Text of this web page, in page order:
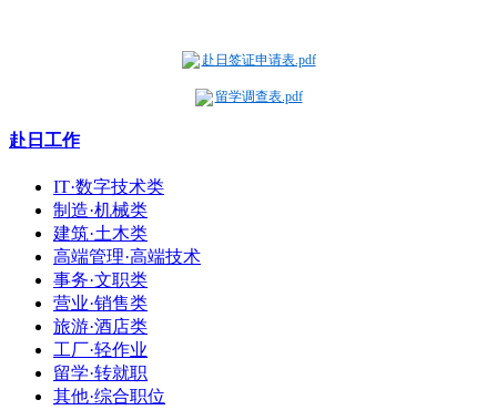
赴日签证申请表.pdf
留学调查表.pdf
赴日工作
IT·数字技术类
制造·机械类
建筑·土木类
高端管理·高端技术
事务·文职类
营业·销售类
旅游·酒店类
工厂·轻作业
留学·转就职
其他·综合职位